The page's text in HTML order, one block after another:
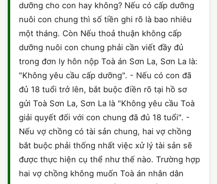
SỞ HỮU TRÍ TUỆ
THỪA KẾ - DI CHÚC
THUẾ VÀ KẾ TOÁN
LÝ LỊCH TƯ PHÁP
TRÍCH LỤC HỘ TỊCH
CÔNG BỐ SẢN PHẨM
GIẤY PHÉP LAO ĐỘNG
CHỨNG NHẬN HACCP
dưỡng cho con hay không? Nếu có cấp dưỡng
nuôi con chung thì số tiền ghi rõ là bao nhiêu
một tháng. Còn Nếu thoả thuận không cấp
dưỡng nuôi con chung phải cần viết đầy đủ
trong đơn ly hôn nộp Toà án Sơn La, Sơn La là:
"Không yêu cầu cấp dưỡng". - Nếu có con đã
đủ 18 tuổi trở lên, bắt buộc điền rõ tại hồ sơ
gửi Toà Sơn La, Sơn La là "Không yêu cầu Toà
giải quyết đối với con chung đã đủ 18 tuổi". -
Nếu vợ chồng có tài sản chung, hai vợ chồng
bắt buộc phải thống nhất việc xử lý tài sản sẽ
được thực hiện cụ thể như thế nào. Trường hợp
hai vợ chồng không muốn Toà án nhân dân